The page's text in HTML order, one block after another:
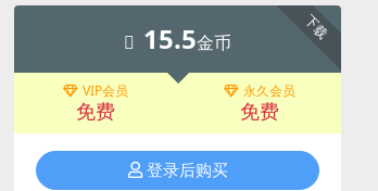
下载
15.5金币
VIP会员
免费
永久会员
免费
登录后购买